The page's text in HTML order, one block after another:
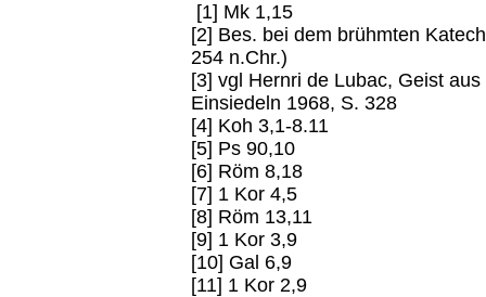
[1] Mk 1,15
[2] Bes. bei dem brühmten
254 n.Chr.)
[3] vgl Hernri de Lubac, Geist
Einsiedeln 1968, S. 328
[4] Koh 3,1-8.11
[5] Ps 90,10
[6] Röm 8,18
[7] 1 Kor 4,5
[8] Röm 13,11
[9] 1 Kor 3,9
[10] Gal 6,9
[11] 1 Kor 2,9